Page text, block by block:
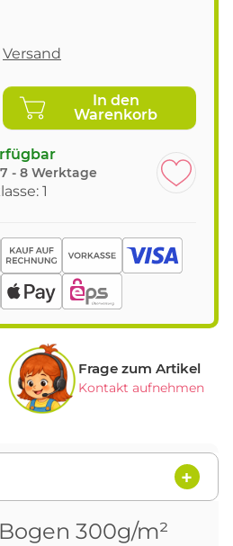
Versand
In den
Warenkorb
7 - 8 Werktage
1
Frage zum Artikel
Kontakt aufnehmen
300g/m²